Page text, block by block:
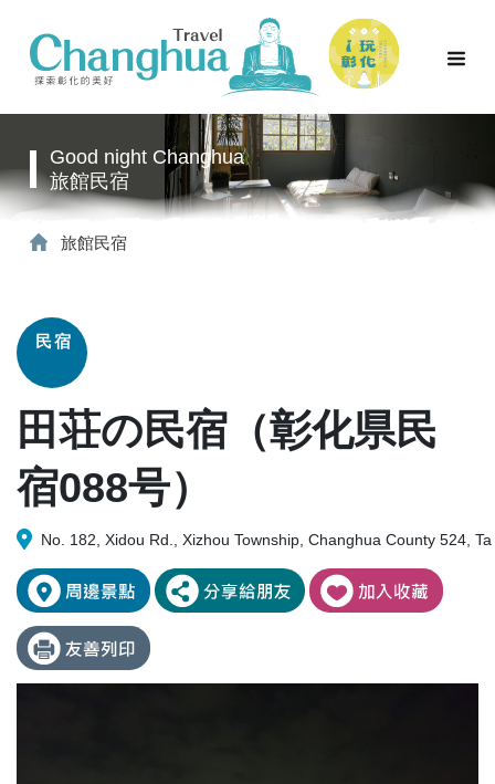
Good night Changhua
旅館民宿
旅館民宿
民宿
田荘の民宿（彰化県民
宿088号）
No. 182, Xidou Rd., Xizhou Township, Changhua County 524, Ta